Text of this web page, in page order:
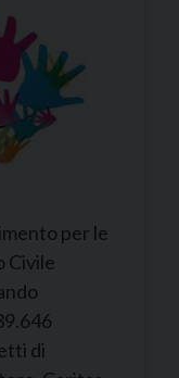
per le
Civile
di